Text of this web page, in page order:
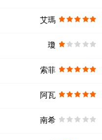
艾瑪
瓊
索菲
阿瓦
南希